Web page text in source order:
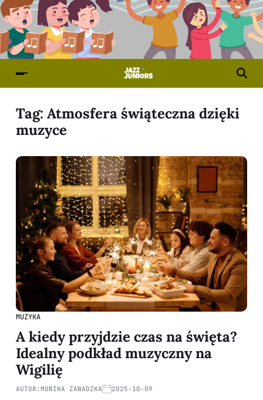
Tag: Atmosfera świąteczna dzięki
muzyce
MUZYKA
A kiedy przyjdzie czas na święta?
Idealny podkład muzyczny na
Wigilię
AUTOR: MONIKA ZAWADZKA 2025-10-09